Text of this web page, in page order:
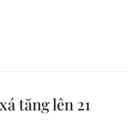
tăng lên 21